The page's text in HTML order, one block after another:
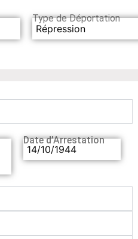
Type de Déportation
Répression
Date d’Arrestation
14/10/1944